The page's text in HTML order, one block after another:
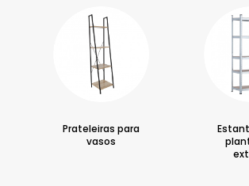
Prateleiras para
vasos